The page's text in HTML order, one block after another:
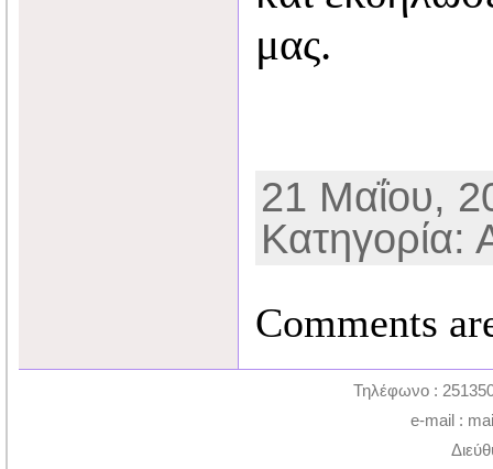
μας.
21 Μαΐου,
Κατηγορία:
Comments
Τηλέφωνο :
e-mail :